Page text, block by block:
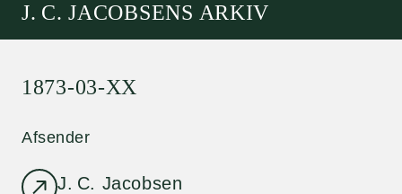
J. C. JACOBSENS ARKIV
1873-03-XX
Afsender
J. C. Jacobsen